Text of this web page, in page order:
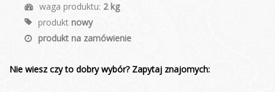
waga produktu: 2 kg
produkt nowy
produkt na zamówienie
Nie wiesz czy to dobry wybór? Zapytaj znajomych: